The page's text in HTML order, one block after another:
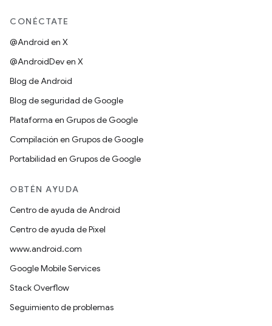
CONÉCTATE
@Android en X
@AndroidDev en X
Blog de Android
Blog de seguridad de Google
Plataforma en Grupos de Google
Compilación en Grupos de Google
Portabilidad en Grupos de Google
OBTÉN AYUDA
Centro de ayuda de Android
Centro de ayuda de Pixel
www.android.com
Google Mobile Services
Stack Overflow
Seguimiento de problemas